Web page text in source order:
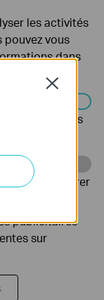
05-12-2025
02-08-2021
02-08-2021
08-18-2023
Close
les activités
pouvez vous
dans
être désactivés
pour améliorer
publicitaires
sur